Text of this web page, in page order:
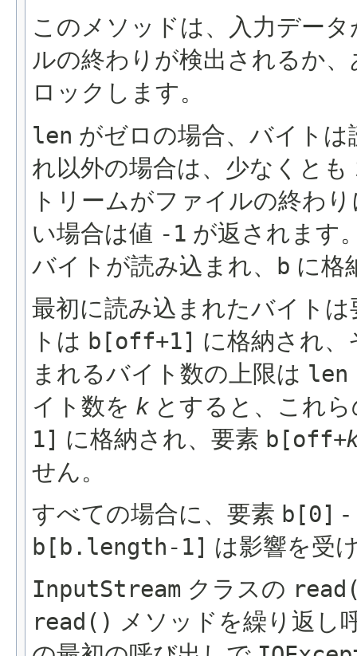
このメソッドは、入力デー
ルの終わりが検出されるか
ロックします。
len がゼロの場合、バイトは
れ以外の場合は、少なくと
トリームがファイルの終わ
い場合は値 -1 が返されます
バイトが読み込まれ、 b に格
最初に読み込まれたバイト
トは b[off+1] に格納され
まれるバイト数の上限は len
イト数を kとすると、これ
1] に格納され、要素 b[off+
せん。
すべての場合に、要素 b[0] -
b[b.length-1] は影響を受
InputStream クラスの
read() メソッドを繰り返し